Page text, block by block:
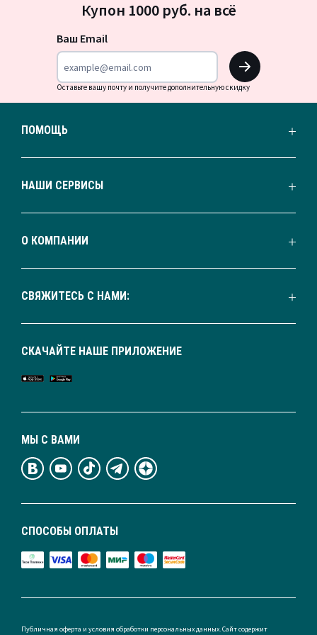
на
Купон 1000 руб. на всё
Ваш Email
OK
Оставьте вашу почту и получите дополнительную скидку
ПОМОЩЬ
НАШИ СЕРВИСЫ
О КОМПАНИИ
СВЯЖИТЕСЬ С НАМИ:
СПОСОБЫ ОПЛАТЫ
МЫ С ВАМИ
СКАЧАЙТЕ НАШЕ ПРИЛОЖЕНИЕ
Публичная оферта и условия обработки персональных данных. Сайт содержит